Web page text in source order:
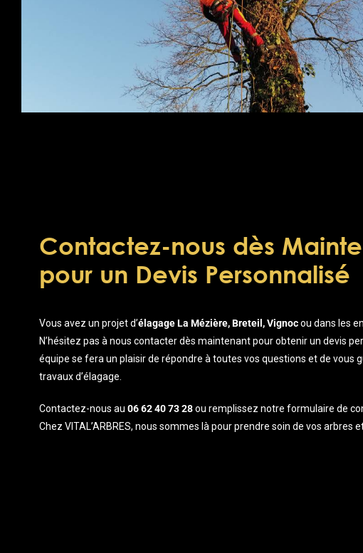
Contactez-nous dès
pour un Devis Personnalisé
Vous avez un projet d’élagage La Mézière, Breteil, Vignocou dans les
N’hésitez pas à nous contacter dès maintenant pour obtenir un devis
équipe se fera un plaisir de répondre à toutes vos questions et de vous
travaux d’élagage.
Contactez-nous au 06 62 40 73 28ou remplissez notre formulaire de
Chez VITAL’ARBRES, nous sommes là pour prendre soin de vos arbres